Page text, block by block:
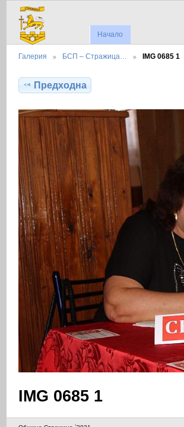
Начало
Галерия БСП – Стражица… IMG 0685 1
Предходна
IMG 0685 1